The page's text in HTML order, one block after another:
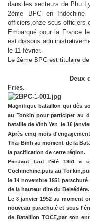
dans les secteurs de Phu
2ème BPC en Indochine
officiers,onze sous-officiers
Embarqué pour la France
est dissous
le 11 février.
Le 2ème BPC est titulaire
Deux
Fries.
Magnifique bataillon qui dès
au Tonkin pour participer au
bataille de Vinh Yen le 16
Après cinq mois
Thai-Binh au moment de la
la pacification de cette région.
Pendant tout l'été 1951 a
Cochinchine,puis au
le 14 novembre 1951
de la hauteur dite du Belvédère.
Le 8 janvier 1952 au moment
nouveau parachuté et sous
de Bataillon TOCE,par son